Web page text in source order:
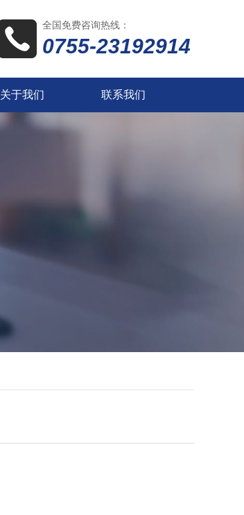
全国免费咨询热线：
0755-23192914
关于我们 联系我们